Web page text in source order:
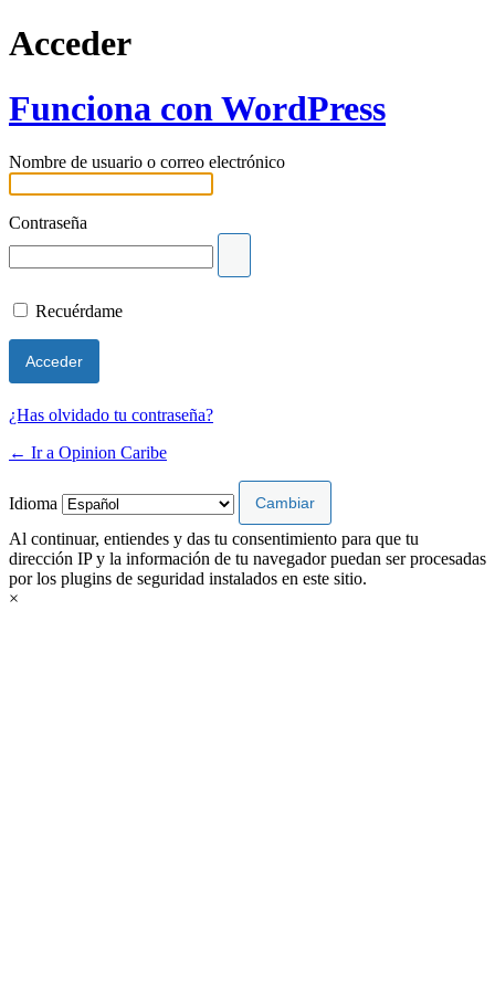
Acceder
Funciona con WordPress
Nombre de usuario o correo electrónico
Contraseña
Recuérdame
¿Has olvidado tu contraseña?
← Ir a Opinion Caribe
Idioma
Al continuar, entiendes y das tu consentimiento para que tu
dirección IP y la información de tu navegador puedan ser procesadas
por los plugins de seguridad instalados en este sitio.
×